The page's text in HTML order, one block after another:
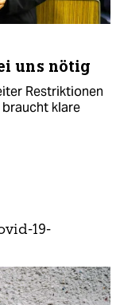
uns nötig
Restriktionen
klare
19-